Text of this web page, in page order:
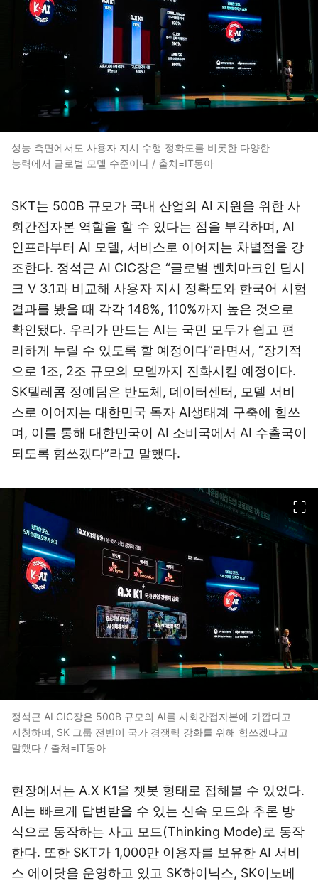
성능 측면에서도 사용자 지시 수행 정확도를 비롯한 다양한
능력에서 글로벌 모델 수준이다 / 출처=IT동아
SKT는 500B 규모가 국내 산업의 AI 지원을 위한 사
회간접자본 역할을 할 수 있다는 점을 부각하며, AI
인프라부터 AI 모델, 서비스로 이어지는 차별점을 강
조한다. 정석근 AI CIC장은 “글로벌 벤치마크인 딥시
크 V 3.1과 비교해 사용자 지시 정확도와 한국어 시험
결과를 봤을 때 각각 148%, 110%까지 높은 것으로
확인됐다. 우리가 만드는 AI는 국민 모두가 쉽고 편
리하게 누릴 수 있도록 할 예정이다”라면서, “장기적
으로 1조, 2조 규모의 모델까지 진화시킬 예정이다.
SK텔레콤 정예팀은 반도체, 데이터센터, 모델 서비
스로 이어지는 대한민국 독자 AI생태계 구축에 힘쓰
며, 이를 통해 대한민국이 AI 소비국에서 AI 수출국이
되도록 힘쓰겠다”라고 말했다.
정석근 AI CIC장은 500B 규모의 AI를 사회간접자본에 가깝다고
지칭하며, SK 그룹 전반이 국가 경쟁력 강화를 위해 힘쓰겠다고
말했다 / 출처=IT동아
현장에서는 A.X K1을 챗봇 형태로 접해볼 수 있었다.
AI는 빠르게 답변받을 수 있는 신속 모드와 추론 방
식으로 동작하는 사고 모드(Thinking Mode)로 동작
한다. 또한 SKT가 1,000만 이용자를 보유한 AI 서비
스 에이닷을 운영하고 있고 SK하이닉스, SK이노베